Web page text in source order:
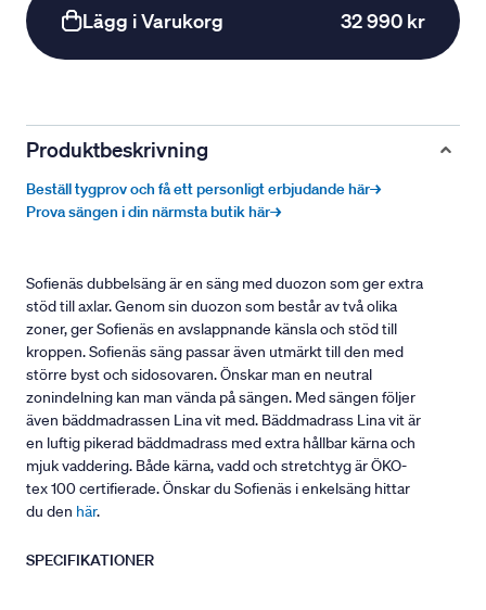
Lägg i Varukorg 32 990 kr
Produktbeskrivning
Beställ tygprov och få ett personligt erbjudande här→
Prova sängen i din närmsta butik här→
Sofienäs dubbelsäng är en säng med duozon som ger extra
stöd till axlar. Genom sin duozon som består av två olika
zoner, ger Sofienäs en avslappnande känsla och stöd till
kroppen. Sofienäs säng passar även utmärkt till den med
större byst och sidosovaren. Önskar man en neutral
zonindelning kan man vända på sängen. Med sängen följer
även bäddmadrassen Lina vit med. Bäddmadrass Lina vit är
en luftig pikerad bäddmadrass med extra hållbar kärna och
mjuk vaddering. Både kärna, vadd och stretchtyg är ÖKO-
tex 100 certifierade. Önskar du Sofienäs i enkelsäng hittar
du den här.
SPECIFIKATIONER